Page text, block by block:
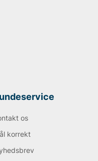
os
korrekt